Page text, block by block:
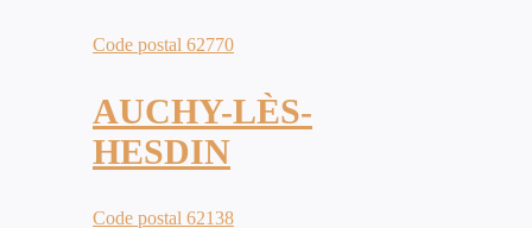
Code postal 62770
AUCHY-LÈS-
HESDIN
Code postal 62138